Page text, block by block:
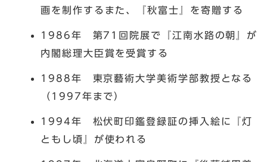
画を制作するまた、『秋富士』を寄贈する
1986年 第71回院展で『江南水路の朝』が
内閣総理大臣賞を受賞する
1988年 東京藝術大学美術学部教授となる
（1997年まで）
1994年 松伏町印鑑登録証の挿入絵に『灯
ともし頃』が使われる